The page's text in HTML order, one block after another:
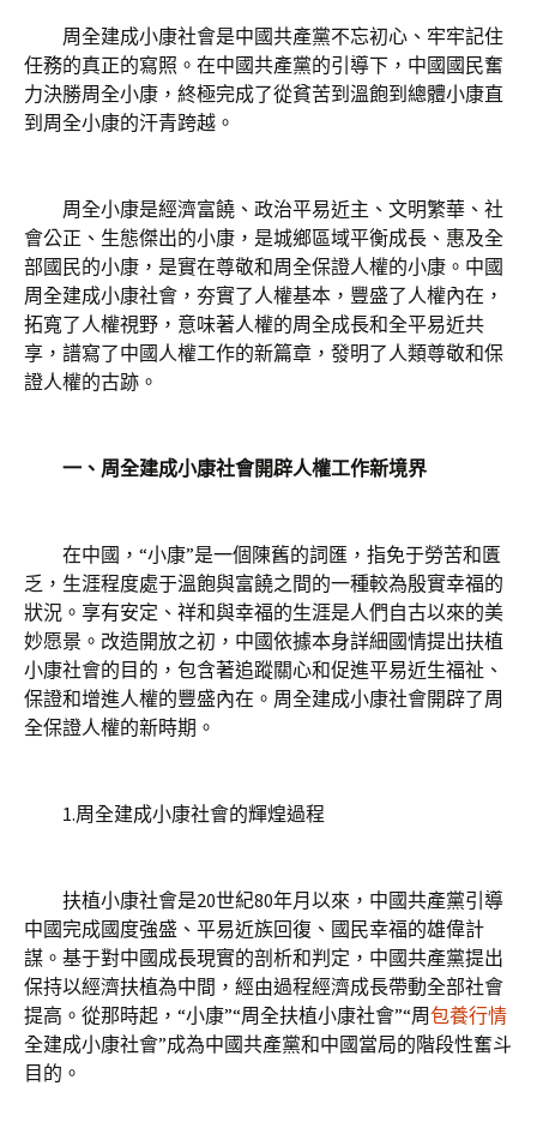
周全建成小康社會是中國共產黨不忘初心、牢牢記住
任務的真正的寫照。在中國共產黨的引導下，中國國民奮
力決勝周全小康，終極完成了從貧苦到溫飽到總體小康直
到周全小康的汗青跨越。
周全小康是經濟富饒、政治平易近主、文明繁華、社
會公正、生態傑出的小康，是城鄉區域平衡成長、惠及全
部國民的小康，是實在尊敬和周全保證人權的小康。中國
周全建成小康社會，夯實了人權基本，豐盛了人權內在，
拓寬了人權視野，意味著人權的周全成長和全平易近共
享，譜寫了中國人權工作的新篇章，發明了人類尊敬和保
證人權的古跡。
一、周全建成小康社會開辟人權工作新境界
在中國，“小康”是一個陳舊的詞匯，指免于勞苦和匱
乏，生涯程度處于溫飽與富饒之間的一種較為殷實幸福的
狀況。享有安定、祥和與幸福的生涯是人們自古以來的美
妙愿景。改造開放之初，中國依據本身詳細國情提出扶植
小康社會的目的，包含著追蹤關心和促進平易近生福祉、
保證和增進人權的豐盛內在。周全建成小康社會開辟了周
全保證人權的新時期。
1.周全建成小康社會的輝煌過程
扶植小康社會是20世紀80年月以來，中國共產黨引導
中國完成國度強盛、平易近族回復、國民幸福的雄偉計
謀。基于對中國成長現實的剖析和判定，中國共產黨提出
保持以經濟扶植為中間，經由過程經濟成長帶動全部社會
提高。從那時起，“小康”“周全扶植小康社會”“周包養行情
全建成小康社會”成為中國共產黨和中國當局的階段性奮斗
目的。